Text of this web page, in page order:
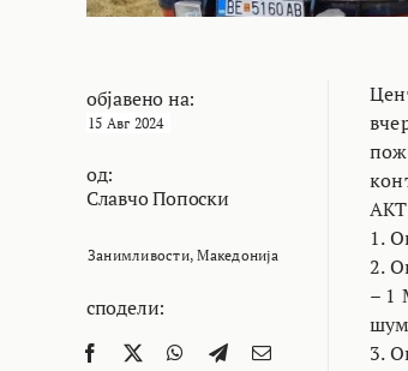
објавено на:
15 Авг 2024
од:
Славчо Попоски
Занимливости,Македонија
сподели:
1.
2.
– 1
3.